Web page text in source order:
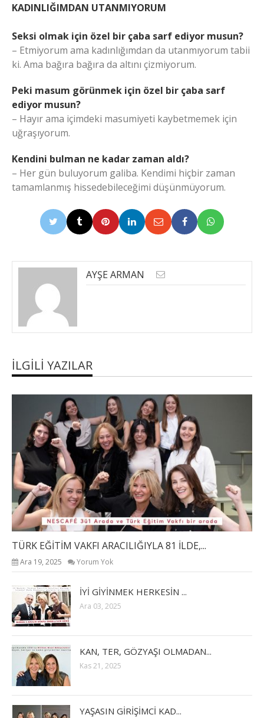
KADINLIĞIMDAN UTANMIYORUM
Seksi olmak için özel bir çaba sarf ediyor musun?
– Etmiyorum ama kadınlığımdan da utanmıyorum tabii
ki. Ama bağıra bağıra da altını çizmiyorum.
Peki masum görünmek için özel bir çaba sarf
ediyor musun?
– Hayır ama içimdeki masumiyeti kaybetmemek için
uğraşıyorum.
Kendini bulman ne kadar zaman aldı?
– Her gün buluyorum galiba. Kendimi hiçbir zaman
tamamlanmış hissedebileceğimi düşünmüyorum.
AYŞE ARMAN
İLGILI YAZILAR
TÜRK EĞİTİM VAKFI ARACILIĞIYLA 81 İLDE,...
Ara 19, 2025 Yorum Yok
İYİ GİYİNMEK HERKESİN ...
Ara 03, 2025
KAN, TER, GÖZYAŞI OLMADAN...
Kas 21, 2025
YAŞASIN GİRİŞİMCİ KAD...